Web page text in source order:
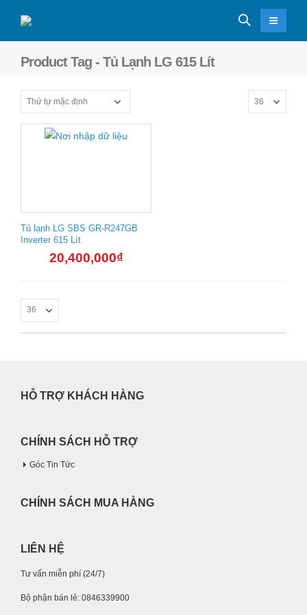
Product Tag - Tủ Lạnh LG 615 Lít
Tủ lạnh LG SBS GR-R247GB
Inverter 615 Lít
20,400,000₫
HỖ TRỢ KHÁCH HÀNG
CHÍNH SÁCH HỖ TRỢ
Góc Tin Tức
CHÍNH SÁCH MUA HÀNG
LIÊN HỆ
Tư vấn miễn phí (24/7)
Bộ phận bán lẻ: 0846339900